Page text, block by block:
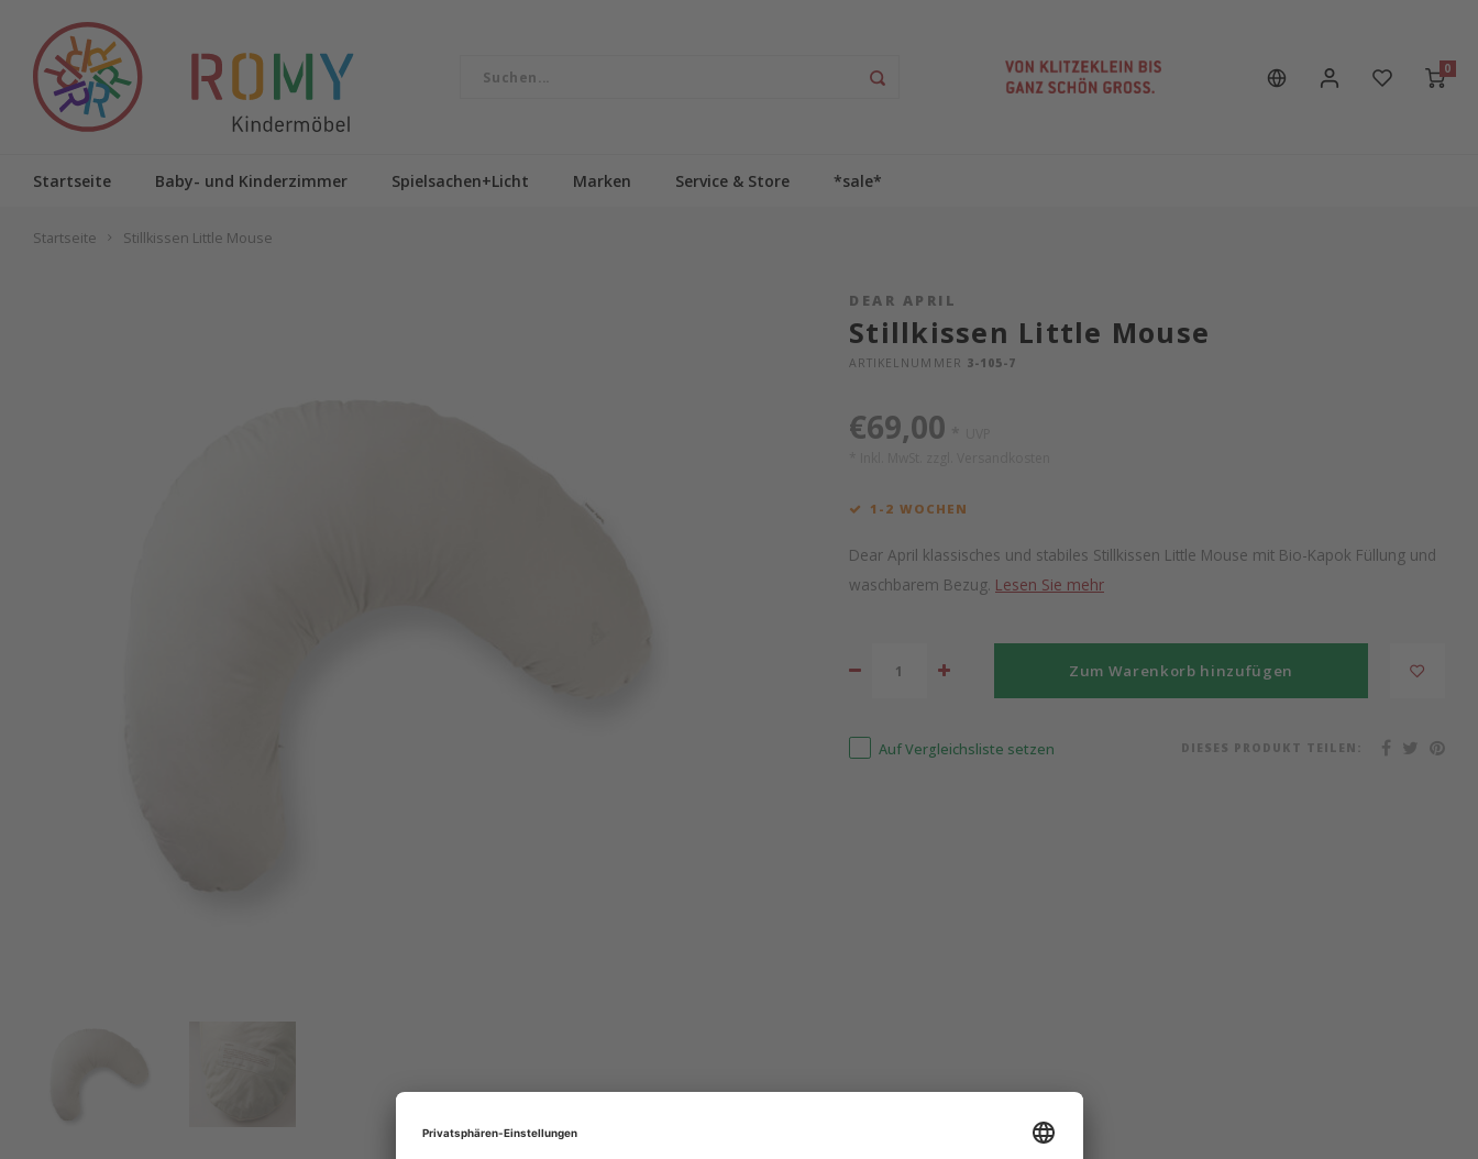
0
Startseite Baby- und Kinderzimmer Spielsachen+Licht Marken Service & Store *sale*
Startseite Stillkissen Little Mouse
DEAR APRIL
Stillkissen Little Mouse
ARTIKELNUMMER 3-105-7
€69,00
1-2 WOCHEN
Dear April klassisches und stabiles Stillkissen Little Mouse mit Bio-Kapok Füllung und
waschbarem Bezug. Lesen Sie mehr
Zum Warenkorb hinzufügen
Auf Vergleichsliste setzen DIESES PRODUKT TEILEN: